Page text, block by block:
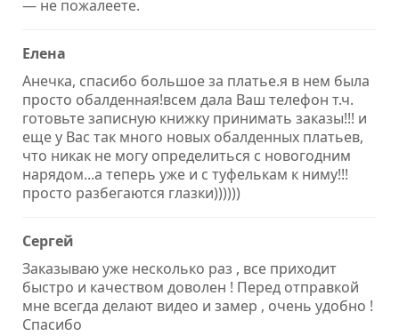
— не пожалеете.
Елена
Анечка, спасибо большое за платье.я в нем была
просто обалденная!всем дала Ваш телефон т.ч.
готовьте записную книжку принимать заказы!!! и
еще у Вас так много новых обалденных платьев,
что никак не могу определиться с новогодним
нарядом...а теперь уже и с туфелькам к ниму!!!
просто разбегаются глазки))))))
Сергей
Заказываю уже несколько раз , все приходит
быстро и качеством доволен ! Перед отправкой
мне всегда делают видео и замер , очень удобно !
Спасибо